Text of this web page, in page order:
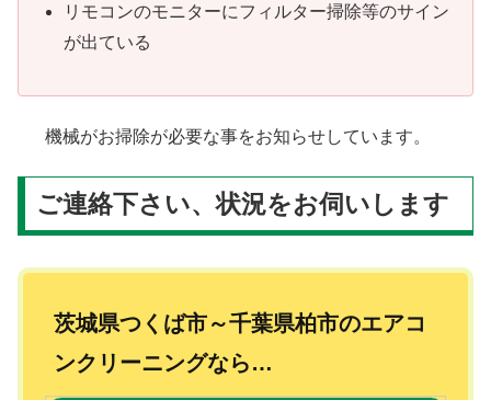
リモコンのモニターにフィルター掃除等のサイン
が出ている
機械がお掃除が必要な事をお知らせしています。
ご連絡下さい、状況をお伺いします
茨城県つくば市～千葉県柏市のエアコ
ンクリーニングなら…